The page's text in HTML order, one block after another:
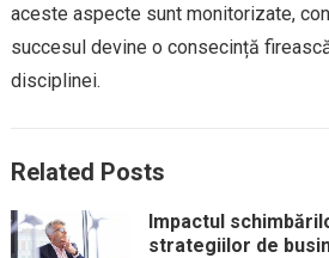
aceste aspecte sunt monitorizate,
succesul devine o consecință
disciplinei.
Related Posts
Impactul
strategiilor de